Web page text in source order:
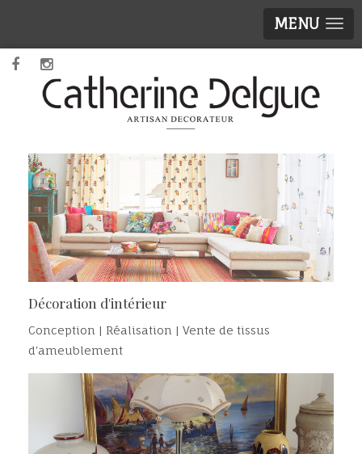
MENU
Décoration d'intérieur
Conception | Réalisation | Vente de tissus
d'ameublement